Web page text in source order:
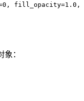
象：